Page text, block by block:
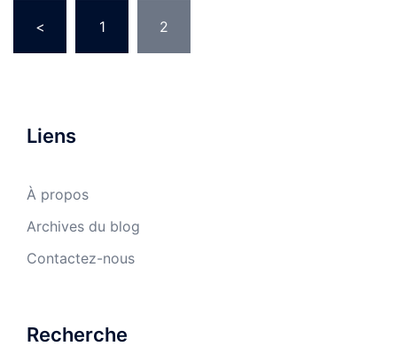
pagination
< 1 2
Liens
À propos
Archives du blog
Contactez-nous
Recherche